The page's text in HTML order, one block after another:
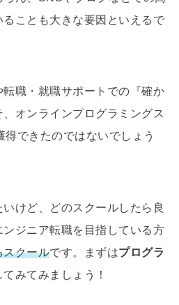
ことも大きな要因といえるで
職・就職サポートでの『確か
オンラインプログラミングス
できたのではないでしょう
けど、どのスクールしたら良
ジニア転職を目指している方
スクールです。まずはプログラ
みてみましょう！